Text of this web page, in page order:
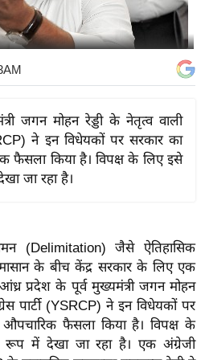
जगन मोहन रेड्डी के नेतृत्व वाली
ने इन विधेयकों पर सरकार का
फैसला किया है। विपक्ष के लिए इसे
जा रहा है।
(Delimitation) जैसे ऐतिहासिक
के बीच केंद्र सरकार के लिए एक
प्रदेश के पूर्व मुख्यमंत्री जगन मोहन
पार्टी (YSRCP) ने इन विधेयकों पर
फैसला किया है। विपक्ष के
में देखा जा रहा है।एक अंग्रेजी